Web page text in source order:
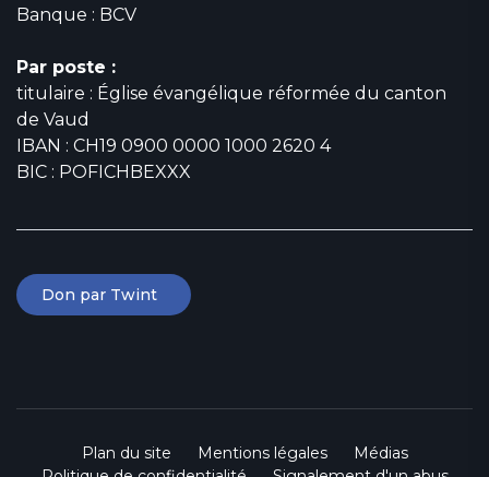
Banque : BCV
Par poste :
titulaire : Église évangélique réformée du canton
de Vaud
IBAN : CH19 0900 0000 1000 2620 4
BIC : POFICHBEXXX
Don par Twint
Plan du site Mentions légales
Médias